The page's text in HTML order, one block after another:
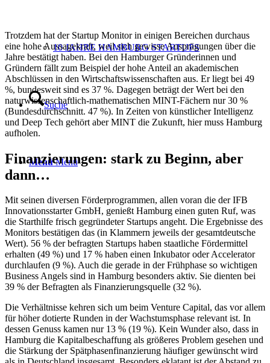
10 JAHRE HAMBURG STARTUPS
Suche
Menü Menü
Trotzdem hat der Startup Monitor in einigen Bereichen durchaus
eine hohe Aussagekraft, weil sich gewisse Ausprägungen über die
Jahre bestätigt haben. Bei den Hamburger Gründerinnen und
Gründern fällt zum Beispiel der hohe Anteil an akademischen
Abschlüssen in den Wirtschaftswissenschaften aus. Er liegt bei 49
%, bundesweit sind es 37 %. Dagegen beträgt der Wert bei den
naturwissenschaftlich-mathematischen MINT-Fächern nur 30 %
(Bundesdurchschnitt. 47 %). In Zeiten von künstlicher Intelligenz
und Deep Tech gehört aber MINT die Zukunft, hier muss Hamburg
aufholen.
Finanzierungen: stark zu Beginn, aber
dann…
Mit seinen diversen Förderprogrammen, allen voran die der IFB
Innovationsstarter GmbH, genießt Hamburg einen guten Ruf, was
die Starthilfe frisch gegründeter Startups angeht. Die Ergebnisse des
Monitors bestätigen das (in Klammern jeweils der gesamtdeutsche
Wert). 56 % der befragten Startups haben staatliche Fördermittel
erhalten (49 %) und 17 % haben einen Inkubator oder Accelerator
durchlaufen (9 %). Auch die gerade in der Frühphase so wichtigen
Business Angels sind in Hamburg besonders aktiv. Sie dienten bei
39 % der Befragten als Finanzierungsquelle (32 %).
Die Verhältnisse kehren sich um beim Venture Capital, das vor allem
für höher dotierte Runden in der Wachstumsphase relevant ist. In
dessen Genuss kamen nur 13 % (19 %). Kein Wunder also, dass in
Hamburg die Kapitalbeschaffung als größeres Problem gesehen und
die Stärkung der Spätphasenfinanzierung häufiger gewünscht wird